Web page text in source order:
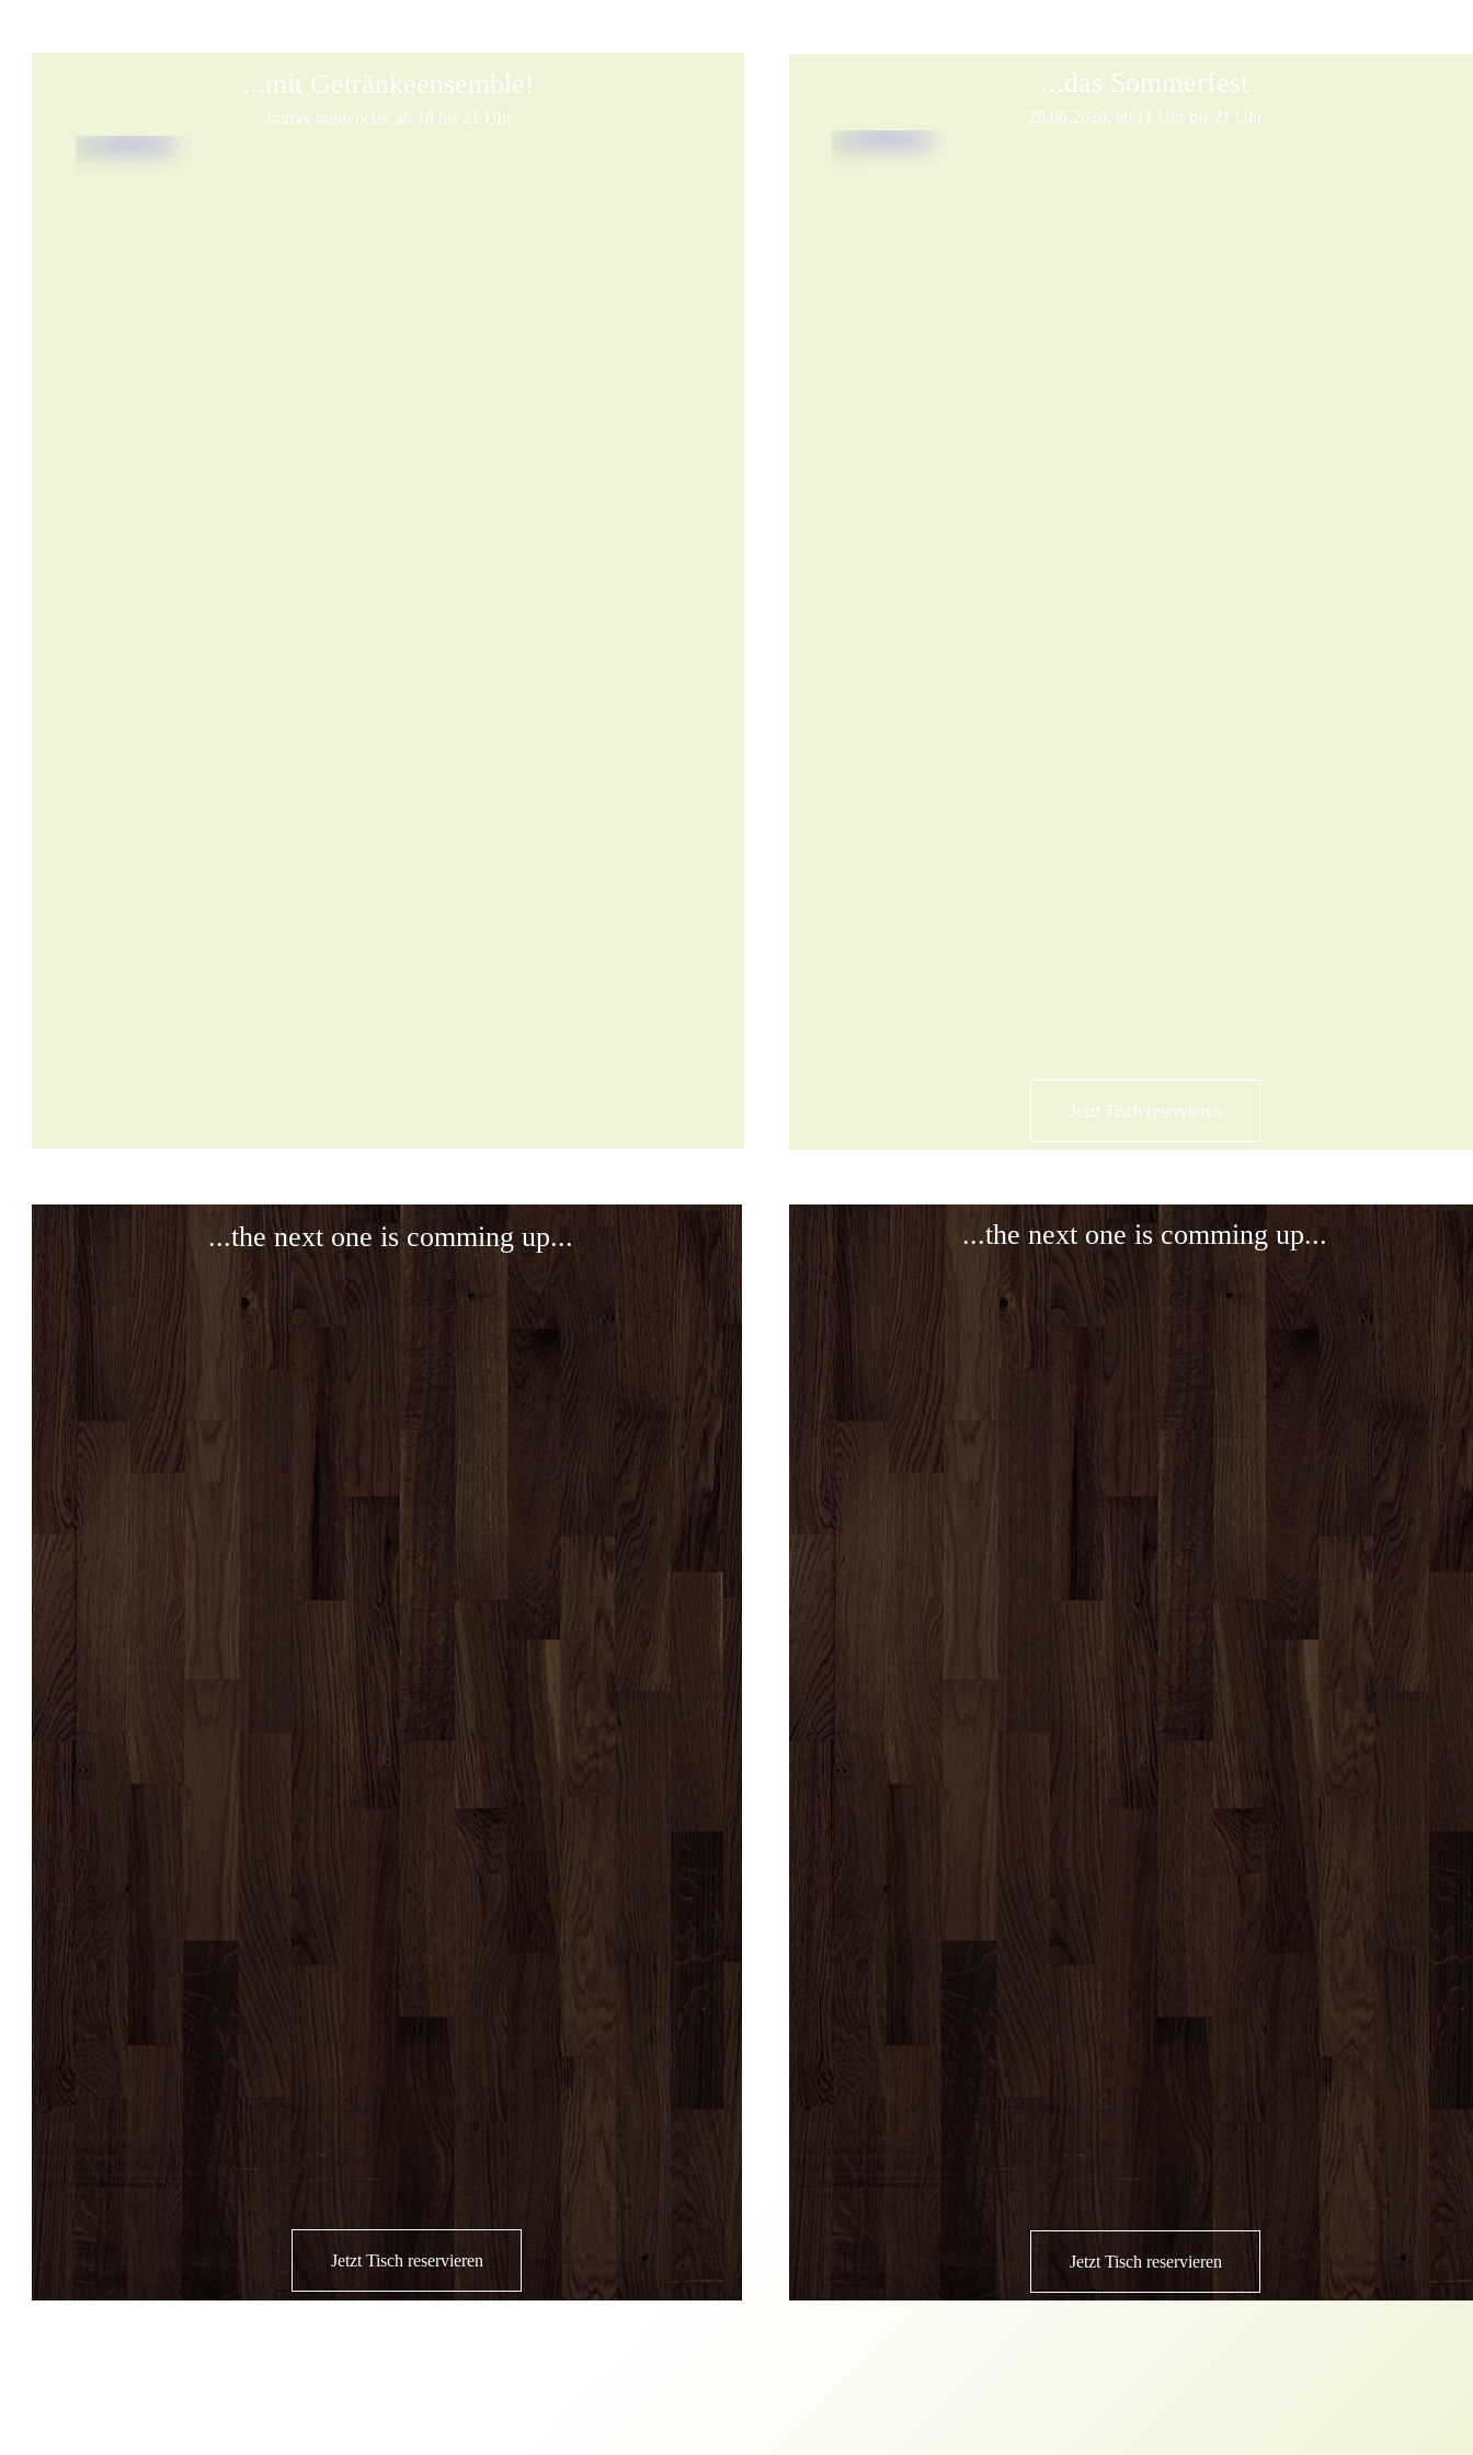
...mit Getränkeensemble!
Immer mittwochs, ab 18 bis 21 Uhr
...das Sommerfest
28.06.2026, ab 11 Uhr bis 21 Uhr
Jetzt Tisch reservieren
...the next one is comming up...
Jetzt Tisch reservieren
...the next one is comming up...
Jetzt Tisch reservieren